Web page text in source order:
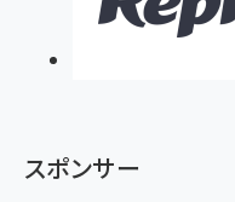
スポンサー